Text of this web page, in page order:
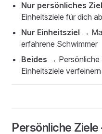
Nur persönliches Ziel
Einheitsziele für dich ab
Nur Einheitsziel →
erfahrene Schwimmer
Beides → Persönliche
Einheitsziele
Persönliche